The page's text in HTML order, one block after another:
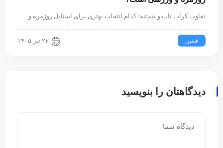
تفاوت کراپ تاپ و نیم‌تنه؛ کدام انتخاب بهتری برای استایل روزمره و…
فشن ۲۲ تیر ۱۴۰۵
دیدگاهتان را بنویسید